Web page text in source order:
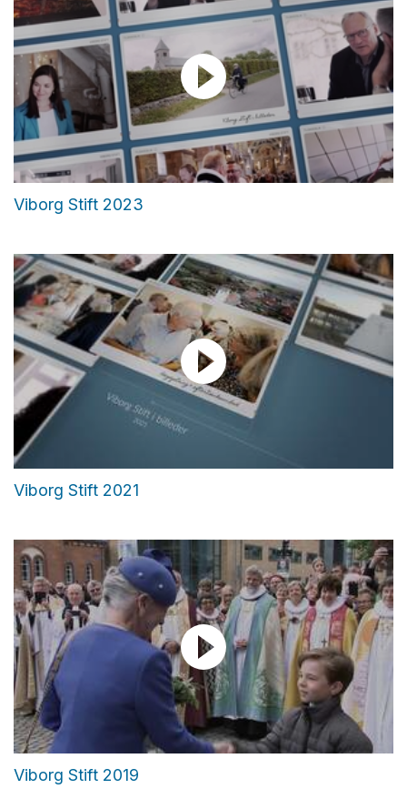
Viborg Stift 2023
Viborg Stift 2021
Viborg Stift 2019